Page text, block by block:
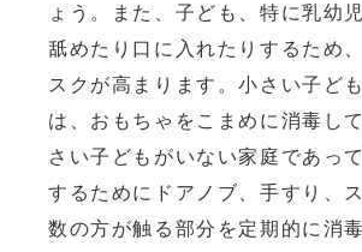
ょう。また、子ども、特に乳幼
舐めたり口に入れたりするため
スクが高まります。小さい子ど
は、おもちゃをこまめに消毒し
さい子どもがいない家庭であっ
するためにドアノブ、手すり、
数の方が触る部分を定期的に消